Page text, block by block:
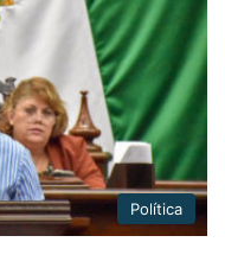
Política